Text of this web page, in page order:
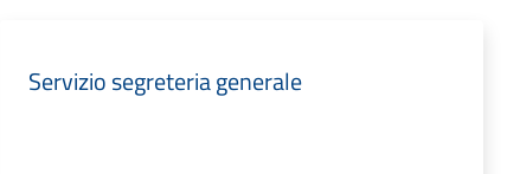
Servizio segreteria generale